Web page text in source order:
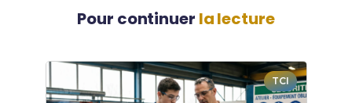
Pour continuer la lecture
TCI